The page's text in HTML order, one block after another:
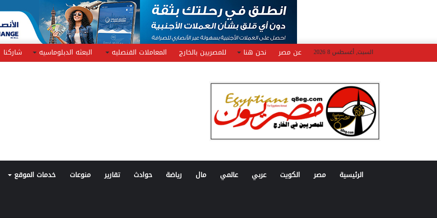
السبت, أغسطس 8 2026 عن مصر نحن هنا للمصريين بالخارج المعاملات القنصليه البعثه الدبلوماسيه شاركنا
الرئيسية مصر الكويت عربي عالمي مال رياضة حوادث تقارير منوعات خدمات الموقع